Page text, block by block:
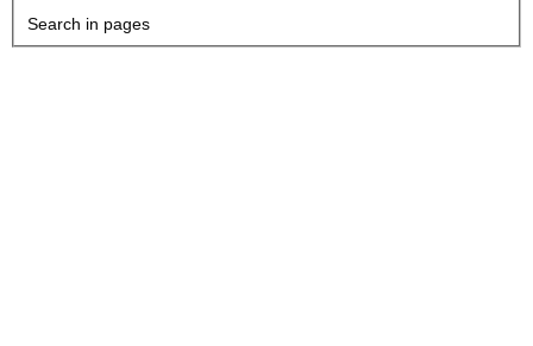
Search in pages